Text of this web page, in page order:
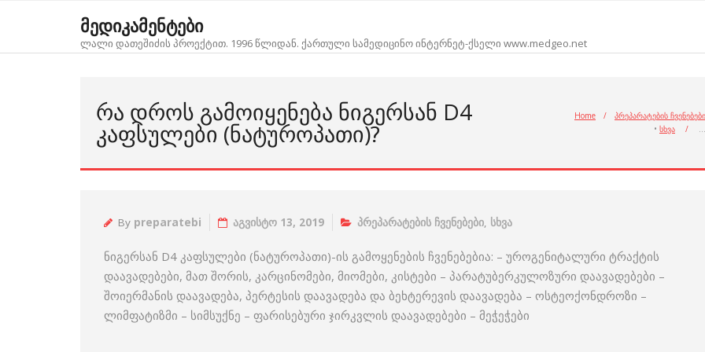
მედიკამენტები
ლალი დათეშიძის პროექტით. 1996 წლიდან. ქართული სამედიცინო ინტერნეტ-ქსელი www.medgeo.net
ᲠᲐ ᲓᲠᲝᲡ ᲒᲐᲛᲝᲘᲧᲔᲜᲔᲑᲐ ᲜᲘᲒᲔᲠᲡᲐᲜ D4
ᲙᲐᲤᲡᲣᲚᲔᲑᲘ (ᲜᲐᲢᲣᲠᲝᲞᲐᲗᲘ)?
Home /
პრეპარატების ჩვენებები
• სხვა / …
By preparatebi აგვისტო 13, 2019 პრეპარატების ჩვენებები, სხვა
ნიგერსან D4 კაფსულები (ნატუროპათი)-ის გამოყენების ჩვენებებია: – უროგენიტალური ტრაქტის
დაავადებები, მათ შორის, კარცინომები, მიომები, კისტები – პარატუბერკულოზური დაავადებები –
შოიერმანის დაავადება, პერტესის დაავადება და ბეხტერევის დაავადება – ოსტეოქონდროზი –
ლიმფატიზმი – სიმსუქნე – ფარისებური ჯირკვლის დაავადებები – მეჭეჭები